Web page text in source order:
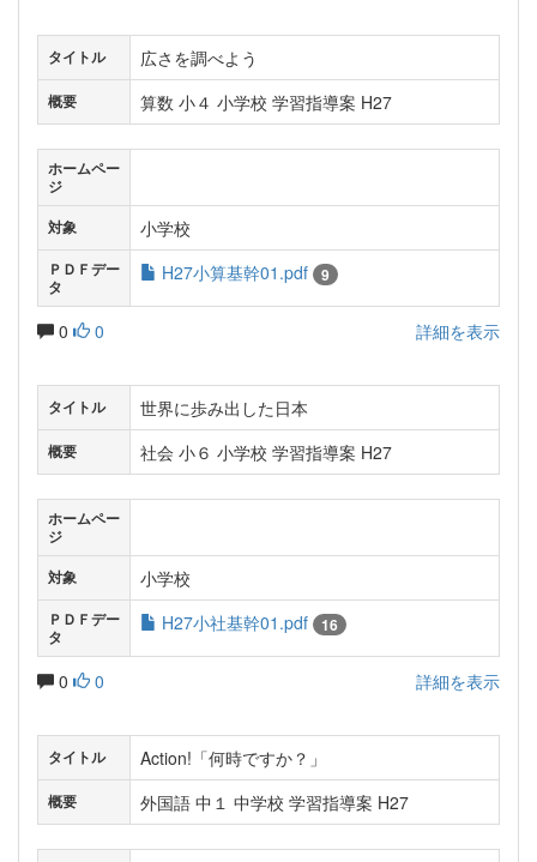
タイトル 広さを調べよう
概要 算数 小４ 小学校 学習指導案 H27
ホームペー
ジ
対象
小学校
ＰＤＦデー
タ
H27小算基幹01.pdf 9
0 0 詳細を表示
タイトル 世界に歩み出した日本
概要 社会 小６ 小学校 学習指導案 H27
ホームペー
ジ
対象
小学校
ＰＤＦデー
タ
H27小社基幹01.pdf 16
0 0 詳細を表示
タイトル Action!「何時ですか？」
概要 外国語 中１ 中学校 学習指導案 H27